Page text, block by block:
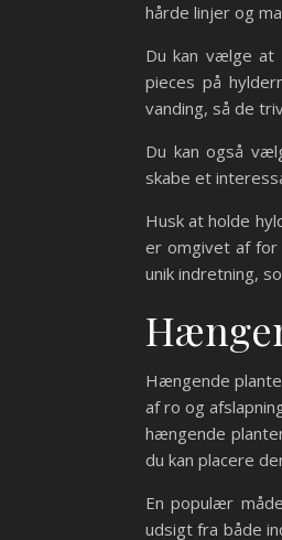
hårde linjer og
Du kan vælge at
pieces på
vanding, så de
Du kan også
skabe et
Husk at holde
er omgivet af for
unik indretning,
Hængende
af ro og
hængende
du kan placere
En populær
udsigt fra både